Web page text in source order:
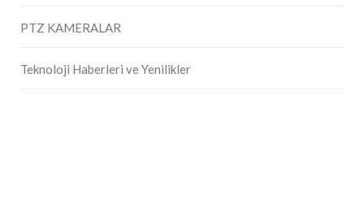
PTZ KAMERALAR
Teknoloji Haberleri ve Yenilikler